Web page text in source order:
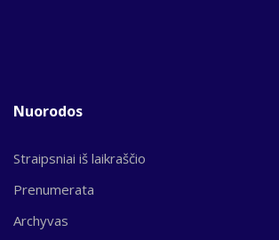
Nuorodos
Straipsniai iš laikraščio
Prenumerata
Archyvas